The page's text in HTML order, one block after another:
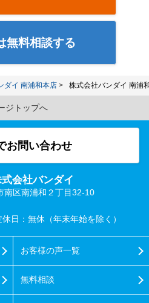
無料相談する
ダイ 南浦和本店 株式会社バンダイ 南浦
ジトップへ
お問い合わせ
会社バンダイ
南区南浦和２丁目32-10
休日：無休（年末年始を除く）
お客様の声一覧
無料相談